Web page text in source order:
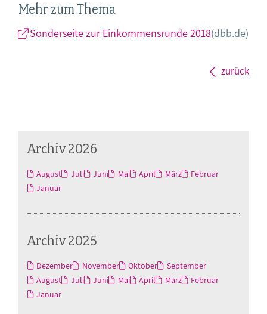
Mehr zum Thema
Sonderseite zur Einkommensrunde 2018(dbb.de)
zurück
Archiv 2026
August Juli Juni Mai April März
Februar
Januar
Archiv 2025
Dezember November Oktober
September
August
Juli Juni Mai April März
Februar
Januar